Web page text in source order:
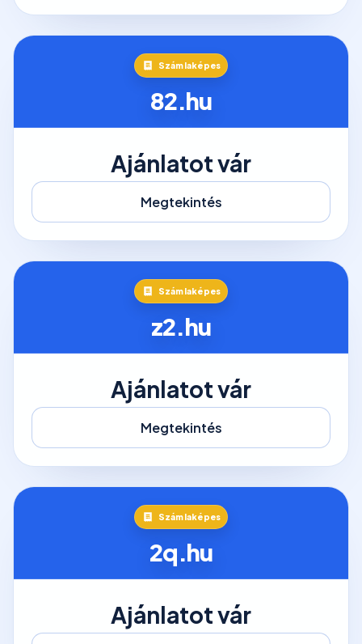
Számlaképes
82.hu
Ajánlatot vár
Megtekintés
Számlaképes
z2.hu
Ajánlatot vár
Megtekintés
Számlaképes
2q.hu
Ajánlatot vár